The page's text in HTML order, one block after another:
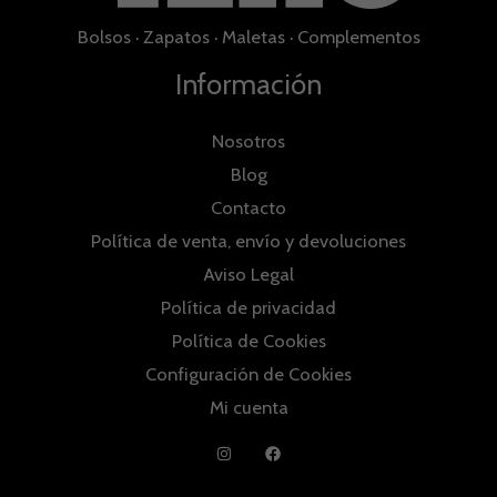
Bolsos· Zapatos· Maletas· Complementos
Información
Nosotros
Blog
Contacto
Política de venta, envío y devoluciones
Aviso Legal
Política de privacidad
Política de Cookies
Configuración de Cookies
Mi cuenta